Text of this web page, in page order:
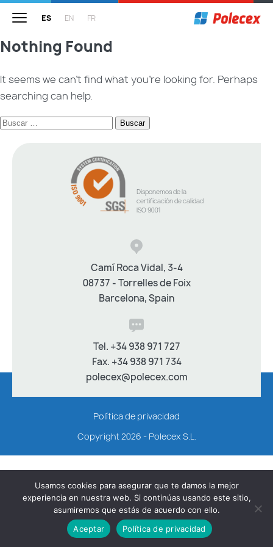
ES EN FR
Filosofía e historia
Productos
Transformados del caucho
I+D
Clientes
Nuestra experiencia
Contacto
Habla con nosotros
Nothing Found
It seems we can’t find what you’re looking for. Perhaps
searching can help.
Buscar:
Disponemos de la
certificación de calidad
ISO 9001
Camí Roca Vidal, 3-4
08737 - Torrelles de Foix
Barcelona, Spain
Tel. +34 938 971 727
Fax. +34 938 971 734
polecex@polecex.com
Copyright 2026 - Polecex S.L.
Política de privacidad
Usamos cookies para asegurar que te damos la mejor
experiencia en nuestra web. Si continúas usando este sitio,
asumiremos que estás de acuerdo con ello.
Aceptar
Política de privacidad